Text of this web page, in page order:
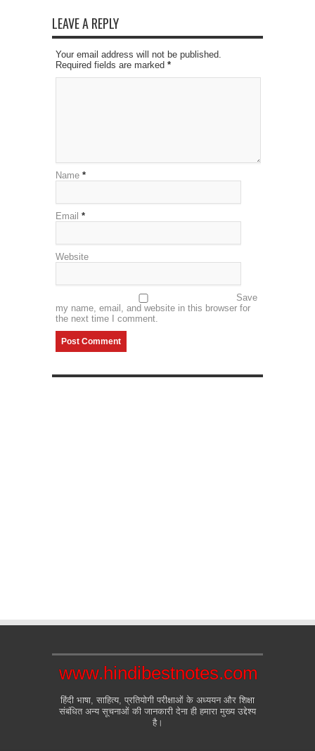
LEAVE A REPLY
Your email address will not be published.
Required fields are marked *
Name *
Email *
Website
Save
my name, email, and website in this browser for
the next time I comment.
www.hindibestnotes.com
हिंदी भाषा, साहित्य, प्रतियोगी परीक्षाओं के अध्ययन और शिक्षा
संबंधित अन्य सूचनाओं की जानकारी देना ही हमारा मुख्य उद्देश्य
है।